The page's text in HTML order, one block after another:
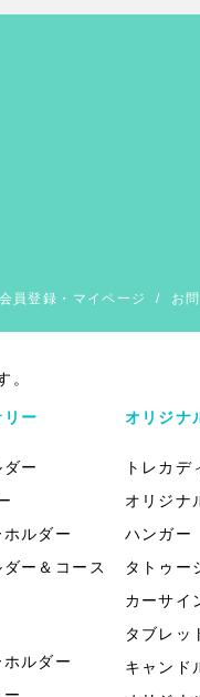
会員登録・マイページ / お
。
ー
ー
ルダー
ー＆コース
ルダー
オリジナ
トレカデ
オリジナ
ハンガー
タトゥー
カーサイ
タブレッ
キャンド